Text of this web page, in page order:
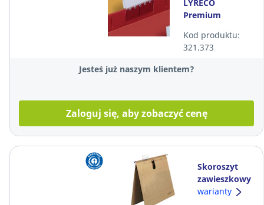
LYRECO
Premium
opakowanie 25
sztuk
Kod produktu:
321.373
Jesteś już naszym klientem?
Zaloguj się, aby zobaczyć cenę
Skoroszyt
zawieszkowy
FALKEN, A4,
warianty